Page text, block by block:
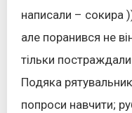
написали – сокира
але поранився не
тільки
Подяка
попроси навчити;